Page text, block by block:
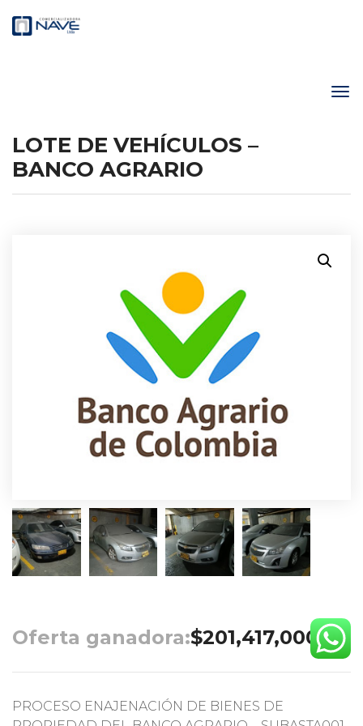
LOTE DE VEHÍCULOS –
BANCO AGRARIO
Oferta ganadora:$201,417,000.00
PROCESO ENAJENACIÓN DE BIENES DE